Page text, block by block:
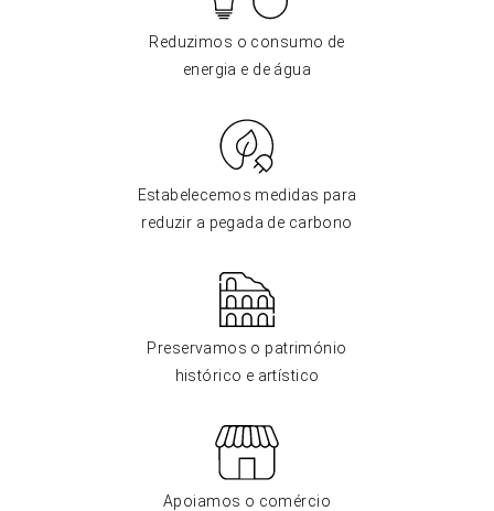
Reduzimos o consumo de
energia e de água
Estabelecemos medidas para
reduzir a pegada de carbono
Preservamos o património
histórico e artístico
Apoiamos o comércio